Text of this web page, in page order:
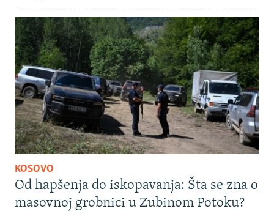
KOSOVO
Od hapšenja do iskopavanja: Šta se zna o
masovnoj grobnici u Zubinom Potoku?